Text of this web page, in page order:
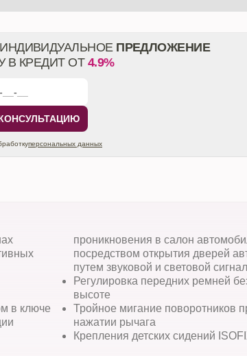
ПРЕДЛОЖЕНИЕ
В КРЕДИТ ОТ 4.9%
персональных данных
в ключе
проникновения в салон
посредством открытия дверей
путем звуковой и световой
Регулировка передних ремней
высоте
Тройное мигание поворотников
нажатии рычага
Крепления детских сидений